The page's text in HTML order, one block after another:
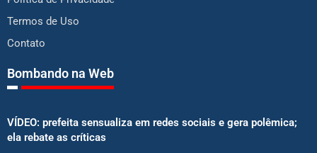
Termos de Uso
Contato
Bombando na Web
VÍDEO: prefeita sensualiza em redes sociais e gera polêmica;
ela rebate as críticas